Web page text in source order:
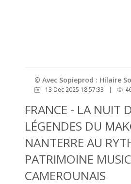
© Avec Sopieprod : Hilaire
13 Dec 2025 18:57:33 |
FRANCE - LA NUIT
LÉGENDES DU
NANTERRE AU
PATRIMOINE
CAMEROUNAIS